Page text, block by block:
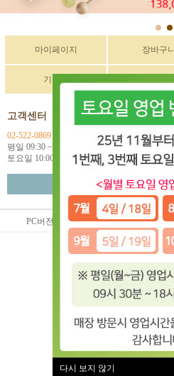
마이페이지 장바구니
기획전
고객센터
02-522-0869
평일 09:30 ~ 18:00
토요일 10:00 ~ 18:00
고객센
PC버전 상점정보
(주)한독인터
대표 : 오상배 ㅣ 개인정보
사업자 등록번호 :
통신판매업신고번호 : 제
전화 : 02-
(서초동 1585-10
이용약관| 개인정
유럽악기 ⓒ All
다시 보지 않기